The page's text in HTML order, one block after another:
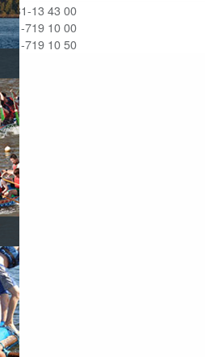
031-13 43 00
031-719 10 00
031-719 10 50